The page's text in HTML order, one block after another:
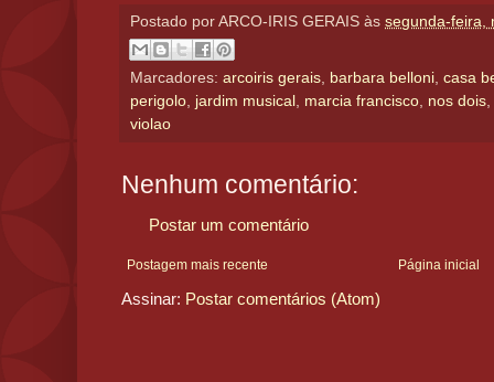
Postado por ARCO-IRIS GERAIS às segunda-feira,
Marcadores: arcoiris gerais, barbara belloni, casa
perigolo, jardim musical , marcia francisco, nos dois,
violao
Nenhum comentário:
Postar um comentário
Postagem mais recente Página inicial
Assinar: Postar comentários (Atom)